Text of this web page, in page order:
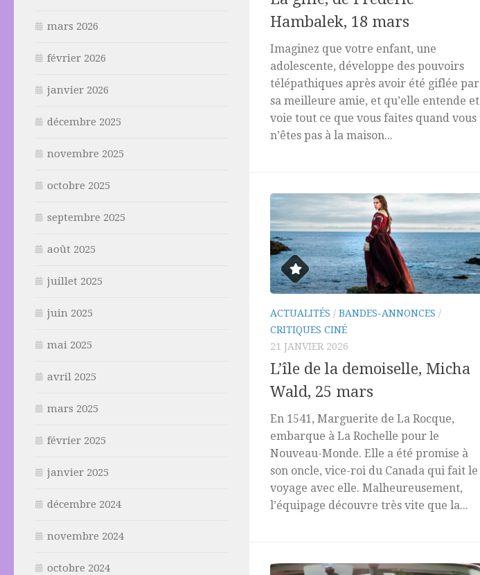
Hambalek, 18 mars
Imaginez que votre enfant, une
adolescente, développe des pouvoirs
télépathiques après avoir été giflée par
sa meilleure amie, et qu’elle entende et
voie tout ce que vous faites quand vous
n’êtes pas à la maison...
ACTUALITÉS / BANDES-ANNONCES /
CRITIQUES CINÉ
21 JANVIER 2026
L’île de la demoiselle, Micha
Wald, 25 mars
En 1541, Marguerite de La Rocque,
embarque à La Rochelle pour le
Nouveau-Monde. Elle a été promise à
son oncle, vice-roi du Canada qui fait le
voyage avec elle. Malheureusement,
l’équipage découvre très vite que la...
mars 2026
février 2026
janvier 2026
décembre 2025
novembre 2025
octobre 2025
septembre 2025
août 2025
juillet 2025
juin 2025
mai 2025
avril 2025
mars 2025
février 2025
janvier 2025
décembre 2024
novembre 2024
octobre 2024